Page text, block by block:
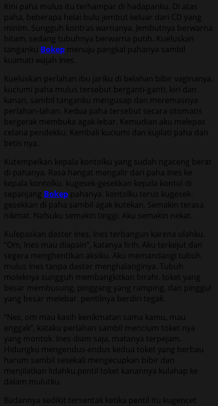
Kini paha mulus itu terhampar di hadapanku. Di atas
paha, beberapa helai bulu jembut keluar dari CD yang
minim. Sungguh kontras warnanya. Jembutnya berwarna
hitam, sedang tubuhnya berwarna putih. Kueluskan
tanganku Bokep menuju pangkal pahanya sambil
kuamati wajah Ines.
Kueluskan perlahan ibu jariku di belahan bibir vaginanya.
kuciumi paha mulus tersebut berganti-ganti, kiri dan
kanan, sambil tanganku mengusap dan meremasnya
perlahan-lahan. Kedua paha tersebut secara otomatis
bergerak membuka agak lebar. Kemudian aku melepas
celana pendekku. Kembali kuciumi dan kujilati paha dan
betis nya.
Kutempelkan kepala kontolku yang sudah ngaceng berat
di pahanya. Rasa hangat mengalir dari paha Ines ke
kepala kontolku. kugesek-gesekkan kepala kontol di
sepanjang Bokep pahanya. kontolku terus kugesek-
gesekkan di paha sambil agak kutekan. Semakin terasa
nikmat. Nafsuku semakin tinggi. Aku semakin nekat.
Kulepaskan daster Ines, Ines terbangun karena ulahku.
“Om, Ines mau diapain”, katanya lirih. Aku terkejut dan
segera menghentikan aksiku. Aku memandangi tubuh
mulus Ines tanpa daster menghalanginya. Tubuh
moleknya sungguh membangkitkan birahi. toket yang
besar membusung, pinggang yang ramping, dan pinggul
yang besar melebar. pentilnya berdiri tegak.
“Nes, om mau kasih kenikmatan sama kamu, mau
enggak”, kataku perlahan sambil mencium toket nya
yang montok. Ines diam saja, matanya terpejam.
Hidungku mengendus-endus kedua toket yang berbau
harum sambil sesekali mengecupkan bibir dan
menjilatkan lidahku.pentil toket kanannya kulahap ke
dalam mulutku.
Badannya sedikit tersentak ketika pentil itu kugencet